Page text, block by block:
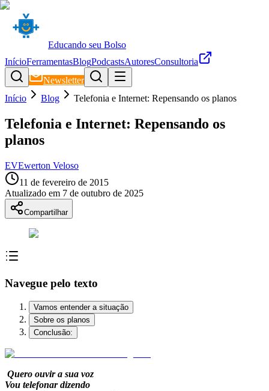
Educando seu Bolso
InícioFerramentasBlogPodcastsAutoresConsultoria
Newsletter
Início
Blog Telefonia e Internet: Repensando os planos
Telefonia e Internet: Repensando os
planos
EVEwerton Veloso
11 de fevereiro de 2015
Atualizado em 7 de outubro de 2025
Compartilhar
Navegue pelo texto
Vamos entender a situação
Sobre os planos
Conclusão:
Quero ouvir a sua voz
Vou telefonar dizendo